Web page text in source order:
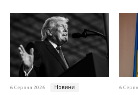
6 Серпня 2026 Новини 6